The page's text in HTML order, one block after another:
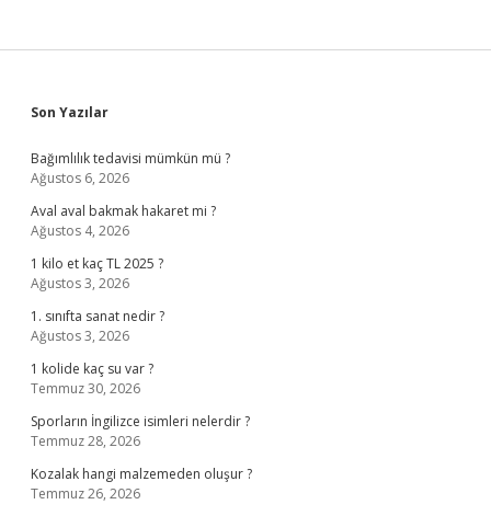
Sidebar
Son Yazılar
Bağımlılık tedavisi mümkün mü ?
Ağustos 6, 2026
Aval aval bakmak hakaret mi ?
Ağustos 4, 2026
1 kilo et kaç TL 2025 ?
Ağustos 3, 2026
1. sınıfta sanat nedir ?
Ağustos 3, 2026
1 kolide kaç su var ?
Temmuz 30, 2026
Sporların İngilizce isimleri nelerdir ?
Temmuz 28, 2026
Kozalak hangi malzemeden oluşur ?
Temmuz 26, 2026